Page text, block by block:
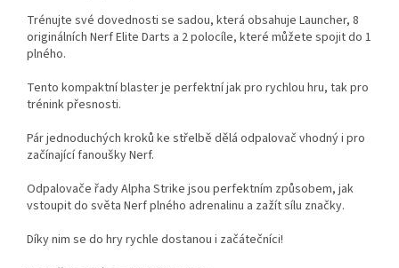
Trénujte své dovednosti se sadou, která obsahuje Launcher, 8
originálních Nerf Elite Darts a 2 polocíle, které můžete spojit do 1
plného.
Tento kompaktní blaster je perfektní jak pro rychlou hru, tak pro
trénink přesnosti.
Pár jednoduchých kroků ke střelbě dělá odpalovač vhodný i pro
začínající fanoušky Nerf.
Odpalovače řady Alpha Strike jsou perfektním způsobem, jak
vstoupit do světa Nerf plného adrenalinu a zažít sílu značky.
Díky nim se do hry rychle dostanou i začátečníci!